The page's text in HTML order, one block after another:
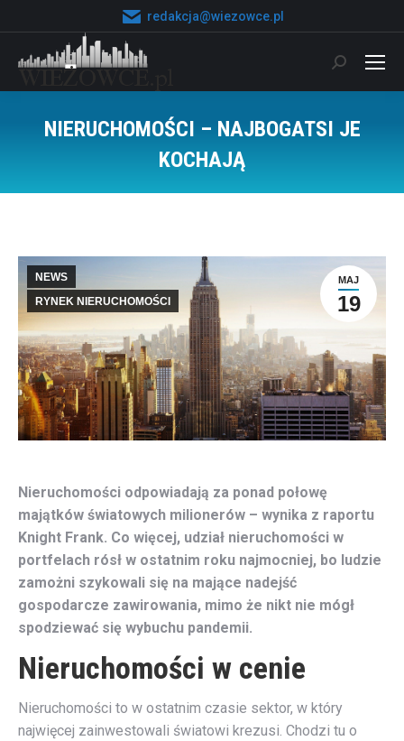
redakcja@wiezowce.pl
Szukaj:
NIERUCHOMOŚCI – NAJBOGATSI JE
KOCHAJĄ
MAJ
19
NEWS
RYNEK NIERUCHOMOŚCI
Nieruchomości odpowiadają za ponad połowę
majątków światowych milionerów – wynika z raportu
Knight Frank. Co więcej, udział nieruchomości w
portfelach rósł w ostatnim roku najmocniej, bo ludzie
zamożni szykowali się na mające nadejść
gospodarcze zawirowania, mimo że nikt nie mógł
spodziewać się wybuchu pandemii.
Nieruchomości w cenie
Nieruchomości to w ostatnim czasie sektor, w który
najwięcej zainwestowali światowi krezusi. Chodzi tu o